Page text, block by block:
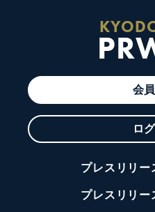
会
ロ
プレスリリー
プレスリリー